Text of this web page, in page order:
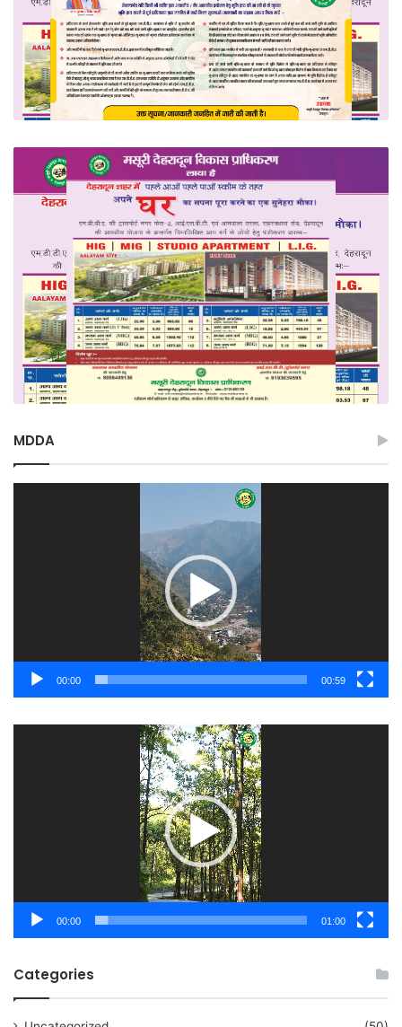
MDDA
00:00 00:59
00:00 01:00
Categories